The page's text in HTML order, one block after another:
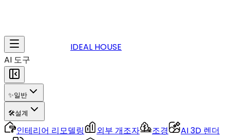
IDEAL HOUSE
AI 도구
✨일반
🛠️설계
인테리어 리모델링 외부 개조자 조경
AI 3D 렌더